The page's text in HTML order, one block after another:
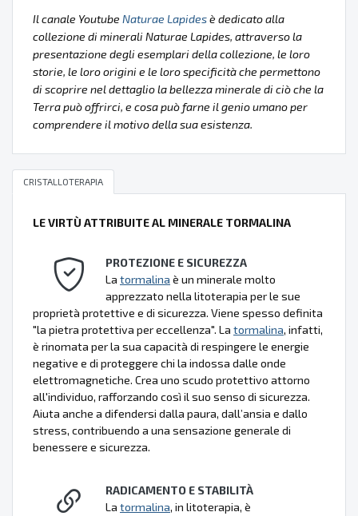
Il canale Youtube Naturae Lapidesè dedicato alla
collezione di minerali Naturae Lapides, attraverso la
presentazione degli esemplari della collezione, le loro
storie, le loro origini e le loro specificità che permettono
di scoprire nel dettaglio la bellezza minerale di ciò che la
Terra può offrirci, e cosa può farne il genio umano per
comprendere il motivo della sua esistenza.
CRISTALLOTERAPIA
LE VIRTÙ ATTRIBUITE AL MINERALE TORMALINA
PROTEZIONE E SICUREZZA
La tormalina è un minerale molto
apprezzato nella litoterapia per le sue
proprietà protettive e di sicurezza. Viene spesso definita
"la pietra protettiva per eccellenza". La tormalina, infatti,
è rinomata per la sua capacità di respingere le energie
negative e di proteggere chi la indossa dalle onde
elettromagnetiche. Crea uno scudo protettivo attorno
all'individuo, rafforzando così il suo senso di sicurezza.
Aiuta anche a difendersi dalla paura, dall’ansia e dallo
stress, contribuendo a una sensazione generale di
benessere e sicurezza.
RADICAMENTO E STABILITÀ
La tormalina, in litoterapia, è